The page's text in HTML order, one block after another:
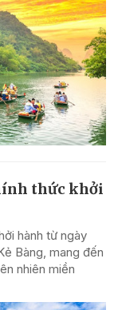
thức khởi
hành từ ngày
Bàng, mang đến
nhiên miền